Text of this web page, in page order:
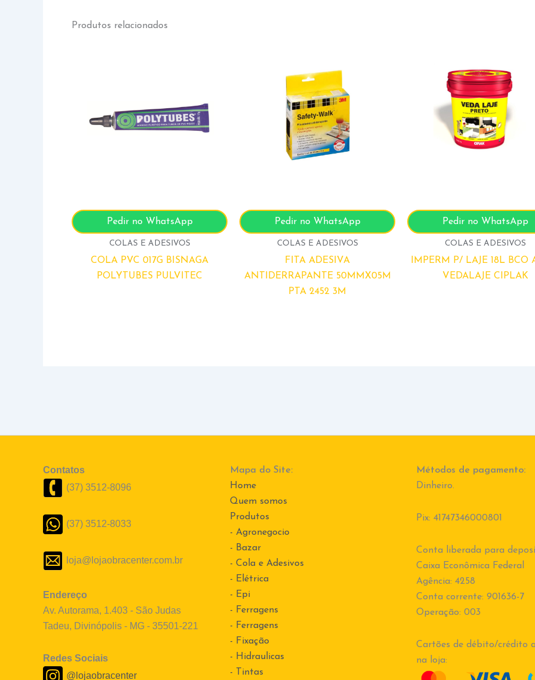
Produtos relacionados
Pedir no WhatsApp
COLAS E ADESIVOS
COLA PVC 017G BISNAGA
POLYTUBES PULVITEC
Pedir no WhatsApp
COLAS E ADESIVOS
FITA ADESIVA
ANTIDERRAPANTE 50MMX05M
PTA 2452 3M
Pedir no WhatsApp
COLAS E ADESIVOS
IMPERM P/ LAJE 18L BCO
VEDALAJE CIPLAK
Contatos
(37) 3512-8096
(37) 3512-8033
loja@lojaobracenter.com.br
Endereço
Av. Autorama, 1.403 - São Judas
Tadeu, Divinópolis - MG - 35501-221
Redes Sociais
@lojaobracenter
Mapa do Site:
Home
Quem somos
Produtos
- Agronegocio
- Bazar
- Cola e Adesivos
- Elétrica
- Epi
- Ferragens
- Ferragens
- Fixação
- Hidraulicas
- Tintas
Métodos de pagamento:
Dinheiro.
Pix: 41747346000801
Conta liberada para
Caixa Econômica Federal
Agência: 4258
Conta corrente: 901636-7
Operação: 003
Cartões de débito/crédito
na loja: